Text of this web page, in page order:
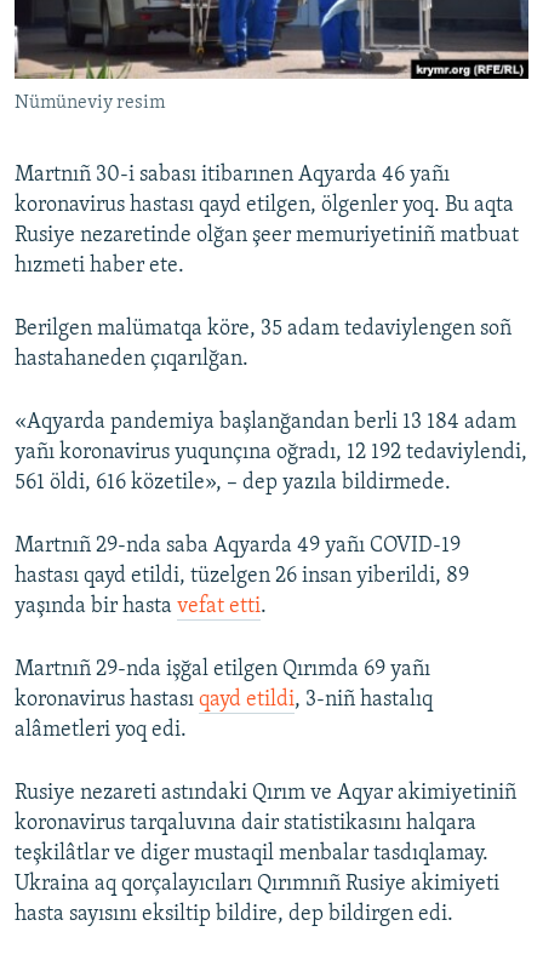
Русский
Українською
RFE/RS bütün saytları
Nümüneviy resim
Martnıñ 30-i sabası itibarınen Aqyarda 46 yañı
koronavirus hastası qayd etilgen, ölgenler yoq. Bu aqta
Rusiye nezaretinde olğan şeer memuriyetiniñ matbuat
hızmeti haber ete.
Berilgen malümatqa köre, 35 adam tedaviylengen soñ
hastahaneden çıqarılğan.
«Aqyarda pandemiya başlanğandan berli 13 184 adam
yañı koronavirus yuqunçına oğradı, 12 192 tedaviylendi,
561 öldi, 616 közetile», – dep yazıla bildirmede.
Martnıñ 29-nda saba Aqyarda 49 yañı COVID-19
hastası qayd etildi, tüzelgen 26 insan yiberildi, 89
yaşında bir hasta vefat etti.
Martnıñ 29-nda işğal etilgen Qırımda 69 yañı
koronavirus hastası qayd etildi, 3-niñ hastalıq
alâmetleri yoq edi.
Rusiye nezareti astındaki Qırım ve Aqyar akimiyetiniñ
koronavirus tarqaluvına dair statistikasını halqara
teşkilâtlar ve diger mustaqil menbalar tasdıqlamay.
Ukraina aq qorçalayıcıları Qırımnıñ Rusiye akimiyeti
hasta sayısını eksiltip bildire, dep bildirgen edi.